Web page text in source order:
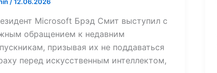
Microsoft Брэд Смит выступил с
обращением к недавним
призывая их не поддаваться
перед искусственным интеллектом,